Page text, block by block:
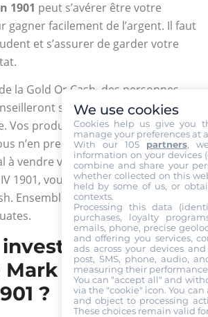
1901 peut s’avérer être votre
gagner facilement de l’argent. Il faut
et s’assurer de garder votre
la Gold Or Cash, des personnes
sur la manière de protéger
Vos produits peuvent être déclinés
n’en prenez pas soin.
à vendre votre pièce 20 Mark
1901, vous pouvez vous tourner
Ensembles, nous vous trouverons
dans les
Mark Or Friedrich
?
We use cookies
Cookies help us give you
manage your preferences at
With our 105 partners,
information on your devices
combine and share your
whether collected on this
held by some of us, or
contexts.
Processing this data
purchases, loyalty
emails, phone, precise
and offering you services,
ads across your devices
post, SMS, phone, audio,
measuring their
You can "accept all" and
via the "cookie" icon. You
and object to processing
These choices remain valid